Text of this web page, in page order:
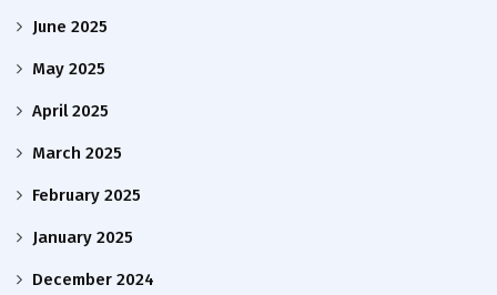
June 2025
May 2025
April 2025
March 2025
February 2025
January 2025
December 2024